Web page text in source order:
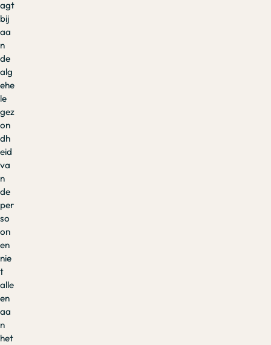
agt
bij
aa
n
de
alg
ehe
le
gez
on
dh
eid
va
n
de
per
so
on
en
nie
t
alle
en
aa
n
het